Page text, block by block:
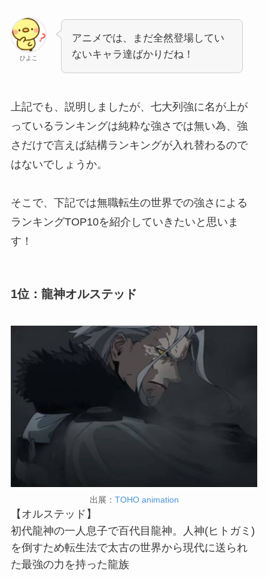
ひよこ
アニメでは、まだ全然登場してい
ないキャラ達ばかりだね！
上記でも、説明しましたが、七大列強に名が上が
っているランキングは純粋な強さでは無い為、強
さだけで言えば結構ランキングが入れ替わるので
はないでしょうか。
そこで、下記では無職転生の世界での強さによる
ランキングTOP10を紹介していきたいと思いま
す！
1位：龍神オルステッド
出展： TOHO animation
【オルステッド】
初代龍神の一人息子で百代目龍神。人神(ヒトガミ)
を倒すため転生法で太古の世界から現代に送られ
た最強の力を持った龍族